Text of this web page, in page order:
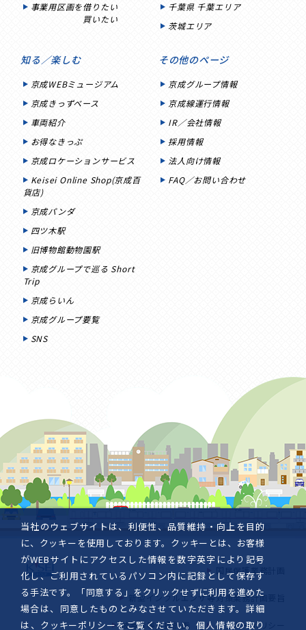
事業用区画を借りたい
買いたい
千葉県 千葉エリア
茨城エリア
知る／楽しむ
京成WEBミュージアム
京成きっずベース
車両紹介
お得なきっぷ
京成ロケーションサービス
Keisei Online Shop(京成百
貨店)
京成パンダ
四ツ木駅
旧博物館動物園駅
京成グループで巡る Short
Trip
京成らいん
京成グループ要覧
SNS
その他のページ
京成グループ情報
京成線運行情報
IR／会社情報
採用情報
法人向け情報
FAQ／お問い合わせ
国民保護業務計画
新型インフルエンザ等対策業務計画要旨
被害者等支援計画 クッキーポリシー
当社のウェブサイトは、利便性、品質維持・向上を目的
に、クッキーを使用しております。クッキーとは、お客様
がWEBサイトにアクセスした情報を数字英字により記号
化し、ご利用されているパソコン内に記録として保存す
る手法です。「同意する」をクリックせずに利用を進めた
場合は、同意したものとみなさせていただきます。詳細
は、 クッキーポリシー をご覧ください。個人情報の取り